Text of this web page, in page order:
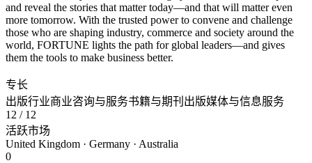
and reveal the stories that matter today—and that will matter even
more tomorrow. With the trusted power to convene and challenge
those who are shaping industry, commerce and society around the
world, FORTUNE lights the path for global leaders—and gives
them the tools to make business better.
专长
出版行业商业咨询与服务书籍与期刊出版媒体与信息服务
12 / 12
活跃市场
United Kingdom · Germany · Australia
0